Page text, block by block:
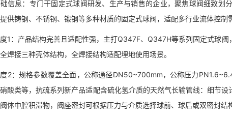
息：专门干固定式球阀研发、生产与销售的企业，聚焦球阀细致划
供铸钢、不锈钢、锻钢等多种材质的固定式球阀，适配多行业流体控制
产品结构完善且适配性强，主打Q347F、Q347H等系列固定式球阀
焊接三种壳体结构，全焊接结构适配埋地使用场景。
：规格参数覆盖全面，公称通径DN50~700mm，公称压力
酸类等，抗硫系列新产品适配含硫化氢介质的天然气长输管线：细节
体中腔积滞物，阀座密封可根据压力与介质选择球前、球后或双密封结